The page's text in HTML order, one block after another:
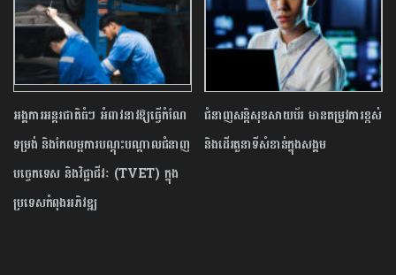
អង្គការអន្តរជាតិធំៗ អំពាវនាវឱ្យធ្វើកំណែ
ទម្រង់ និងកែលម្អការបណ្ដុះបណ្ដាលជំនាញ
បច្ចេកទេស និងវិជ្ជាជីវៈ (TVET) ក្នុង
ប្រទេសកំពុងអភិវឌ្ឍ
ជំនាញសន្តិសុខសាយប័រ មានតម្រូវការខ្ពស់
និងដើរតួនាទីសំខាន់ក្នុងសង្គម